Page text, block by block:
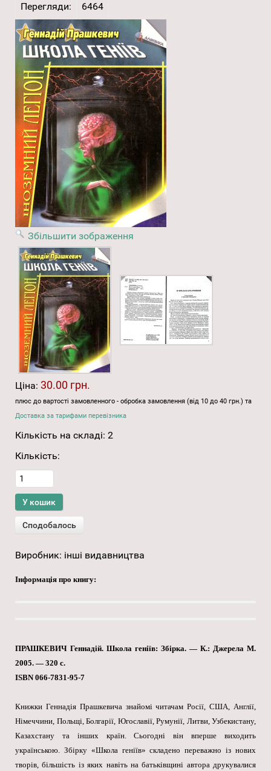
Перегляди: 6464
Збільшити зображення
Ціна: 30.00 грн.
плюс до вартості замовленного - обробка замовлення (від 10 до 40 грн.) та
Доставка за тарифами перевізника
Кількість на складі: 2
Кількість:
Виробник: інші видавництва
Інформація про книгу:
ПРАШКЕВИЧ Геннадій. Школа геніїв: Збірка. — К.: Джерела М.
2005. — 320 с.
ISBN 066-7831-95-7
Книжки Геннадія Прашкевича знайомі читачам Росії, США, Англії,
Німеччини, Польщі, Болгарії, Югославії, Румунії, Литви, Узбекистану,
Казахстану та інших країн. Сьогодні він вперше виходить
українською. Збірку «Школа геніїв» складено переважно із нових
творів, більшість із яких навіть на батьківщині автора друкувалися